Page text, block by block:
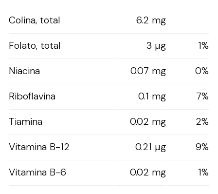
Colina, total
6.2 mg
Folato, total
3 µg
1%
Niacina
0.07 mg
0%
Riboflavina
0.1 mg
7%
Tiamina
0.02 mg
2%
Vitamina B-12
0.21 µg
9%
Vitamina B-6
0.02 mg
1%